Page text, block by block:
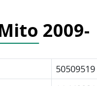
2009-
50509519